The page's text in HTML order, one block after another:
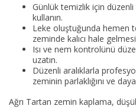
Günlük temizlik için
kullanın.
Leke oluştuğunda hemen
zeminde kalıcı hale
Isı ve nem kontrolünü
uzatın.
Düzenli aralıklarla
zeminin parlaklığını ve
Ağrı Tartan zemin kaplama,